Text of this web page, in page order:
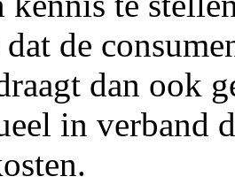
dat de
dan ook
in verband